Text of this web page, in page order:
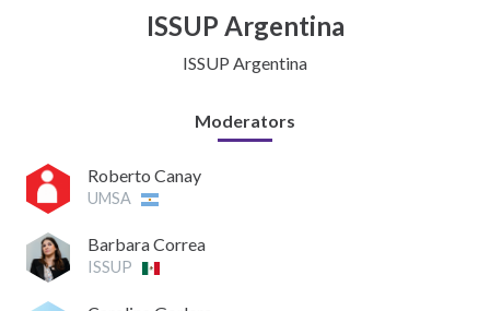
ISSUP Argentina
ISSUP Argentina
Moderators
Roberto Canay
UMSA
Barbara Correa
ISSUP